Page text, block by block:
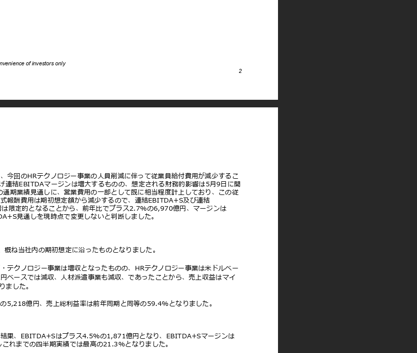
of investors only
2
今回のHRテクノロジー事業の⼈員削減に伴って従業員給付費⽤が減少するこ
連結EBITDAマージンは増⼤するものの、想定される財務的影響は5⽉9⽇に開
期業績⾒通しに、営業費⽤の⼀部として既に相当程度計上しており、この従
報酬費⽤は期初想定額から減少するので、連結EBITDA+S及び連結
限定的となることから、前年⽐でプラス2.7%の6,970億円、マージンは
⾒通しを現時点で変更しないと判断しました。
概ね当社内の期初想定に沿ったものとなりました。
テクノロジー事業は増収となったものの、HRテクノロジー事業は⽶ドルベー
ベースでは減収、⼈材派遣事業も減収、であったことから、売上収益はマイ
ました。
5,218億円、売上総利益率は前年同期と同等の59.4%となりました。
果、EBITDA+Sはプラス4.5%の1,871億円となり、EBITDA+Sマージンは
れまでの四半期実績では最⾼の21.3%となりました。